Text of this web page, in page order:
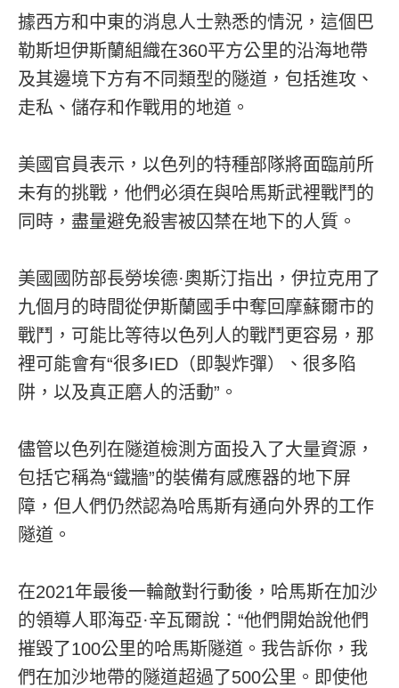
據西方和中東的消息人士熟悉的情況，這個巴
勒斯坦伊斯蘭組織在360平方公里的沿海地帶
及其邊境下方有不同類型的隧道，包括進攻、
走私、儲存和作戰用的地道。
美國官員表示，以色列的特種部隊將面臨前所
未有的挑戰，他們必須在與哈馬斯武裡戰鬥的
同時，盡量避免殺害被囚禁在地下的人質。
美國國防部長勞埃德·奧斯汀指出，伊拉克用了
九個月的時間從伊斯蘭國手中奪回摩蘇爾市的
戰鬥，可能比等待以色列人的戰鬥更容易，那
裡可能會有“很多IED（即製炸彈）、很多陷
阱，以及真正磨人的活動”。
儘管以色列在隧道檢測方面投入了大量資源，
包括它稱為“鐵牆”的裝備有感應器的地下屏
障，但人們仍然認為哈馬斯有通向外界的工作
隧道。
在2021年最後一輪敵對行動後，哈馬斯在加沙
的領導人耶海亞·辛瓦爾說：“他們開始說他們
摧毀了100公里的哈馬斯隧道。我告訴你，我
們在加沙地帶的隧道超過了500公里。即使他